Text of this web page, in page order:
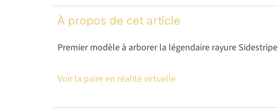
À propos de cet article
Premier modèle à arborer la légendaire rayure
Voir la paire en réalité virtuelle